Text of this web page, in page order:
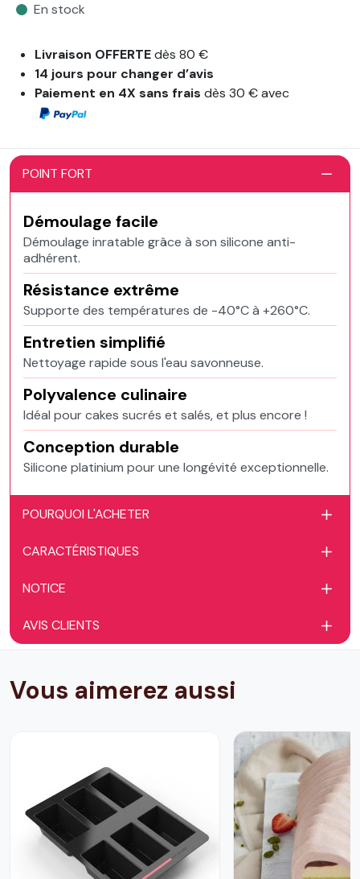
En stock
Livraison OFFERTEdès 80 €
14 jours pour changer d’avis
Paiement en 4X sans fraisdès 30 € avec
POINT FORT
Démoulage facile
Démoulage inratable grâce à son silicone anti-
adhérent.
Résistance extrême
Supporte des températures de -40°C à +260°C.
Entretien simplifié
Nettoyage rapide sous l'eau savonneuse.
Polyvalence culinaire
Idéal pour cakes sucrés et salés, et plus encore !
Conception durable
Silicone platinium pour une longévité exceptionnelle.
POURQUOI L'ACHETER
CARACTÉRISTIQUES
NOTICE
AVIS CLIENTS
Vous aimerez aussi